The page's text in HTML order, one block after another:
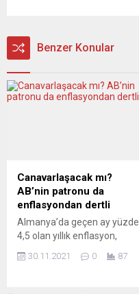
Benzer Konular
Canavarlaşacak mı?
AB’nin patronu da
enflasyondan dertli
Almanya’da geçen ay yüzde
4,5 olan yıllık enflasyon,
etkisiyle kasımda yüzde
30.11.2021 0 87